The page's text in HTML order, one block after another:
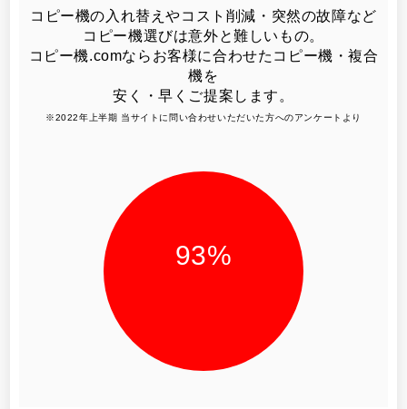
コピー機の入れ替えやコスト削減・突然の故障など
コピー機選びは意外と難しいもの。
コピー機.comならお客様に合わせたコピー機・複合
機を
安く・早くご提案します。
※2022年上半期 当サイトに問い合わせいただいた方へのアンケートより
93%